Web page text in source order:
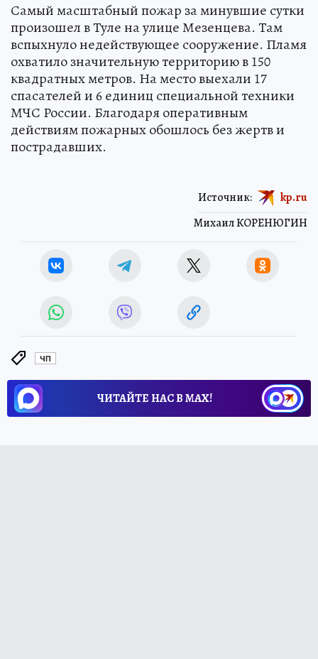
Самый масштабный пожар за минувшие сутки
произошел в Туле на улице Мезенцева. Там
вспыхнуло недействующее сооружение. Пламя
охватило значительную территорию в 150
квадратных метров. На место выехали 17
спасателей и 6 единиц специальной техники
МЧС России. Благодаря оперативным
действиям пожарных обошлось без жертв и
пострадавших.
Михаил КОРЕНЮГИН
Источник: kp.ru
ЧП
ЧИТАЙТЕ НАС В МАХ!